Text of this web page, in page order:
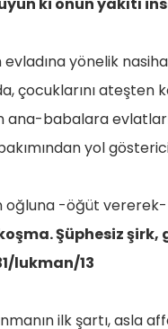
evladına yönelik
çocuklarını
ana-babalara
yol
oğluna -öğüt
Şüphesiz şirk,
lukman/13
ilk şartı, asla